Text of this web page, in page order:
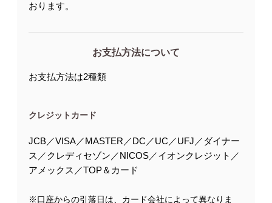
おります。
お支払方法について
お支払方法は2種類
クレジットカード
JCB／VISA／MASTER／DC／UC／UFJ／ダイナー
ス／クレディセゾン／NICOS／イオンクレジット／
アメックス／TOP＆カード
※口座からの引落日は、カード会社によって異なりま